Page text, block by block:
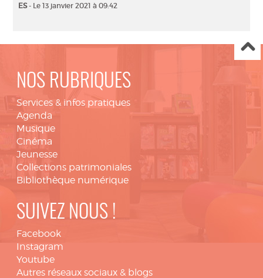
ES- Le 13 janvier 2021 à 09:42
NOS RUBRIQUES
Services & infos pratiques
Agenda
Musique
Cinéma
Jeunesse
Collections patrimoniales
Bibliothèque numérique
SUIVEZ NOUS !
Facebook
Instagram
Youtube
Autres réseaux sociaux & blogs